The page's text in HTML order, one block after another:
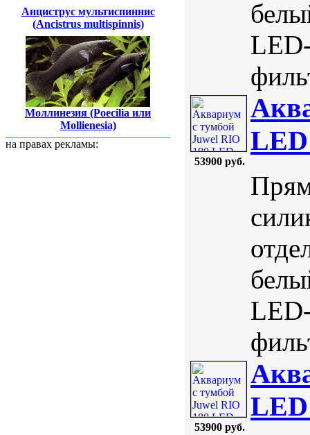
Анциструс мультиспиннис
(Ancistrus multispinnis)
Моллинезия (Poecilia или
Mollienesia)
на правах рекламы:
53900 руб.
LED
53900 руб.